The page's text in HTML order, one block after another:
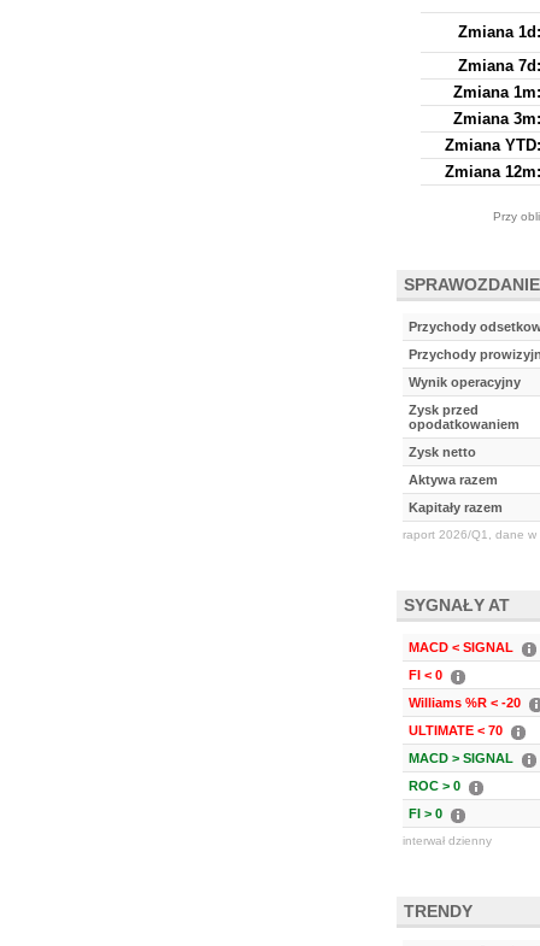
Zmiana 1d:
Zmiana 7d:
Zmiana 1m:
Zmiana 3m:
Zmiana YTD:
Zmiana 12m:
Przy
Przychody
Przychody
Wynik operacyjny
Zysk przed
opodatkowaniem
Zysk netto
Aktywa razem
Kapitały razem
raport 2026/Q1, dane w
SYGNAŁY AT
MACD < SIGNAL
FI < 0
Williams %R < -20
ULTIMATE < 70
MACD > SIGNAL
ROC > 0
FI > 0
interwał dzienny
TRENDY